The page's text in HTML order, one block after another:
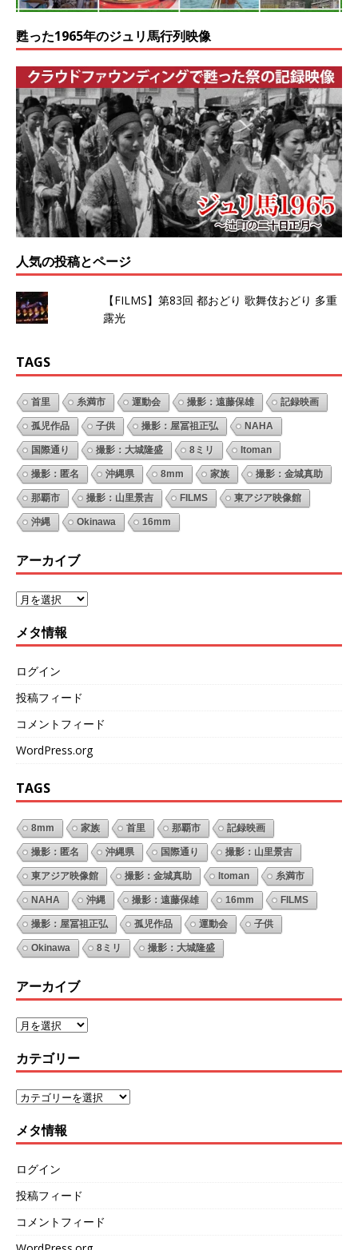
甦った1965年のジュリ馬行列映像
人気の投稿とページ
【FILMS】第83回 都おどり 歌舞伎おどり 多重
露光
TAGS
首里 糸満市 運動会 撮影：遠藤保雄 記録映画
孤児作品 子供 撮影：屋冨祖正弘 NAHA
国際通り 撮影：大城隆盛 8ミリ Itoman
撮影：匿名 沖縄県 8mm 家族 撮影：金城真助
那覇市 撮影：山里景吉 FILMS 東アジア映像館
沖縄 Okinawa 16mm
アーカイブ
メタ情報
ログイン
投稿フィード
コメントフィード
WordPress.org
TAGS
8mm 家族 首里 那覇市 記録映画
撮影：匿名 沖縄県 国際通り 撮影：山里景吉
東アジア映像館 撮影：金城真助 Itoman 糸満市
NAHA 沖縄 撮影：遠藤保雄 16mm FILMS
撮影：屋冨祖正弘 孤児作品 運動会 子供
Okinawa 8ミリ 撮影：大城隆盛
アーカイブ
カテゴリー
メタ情報
ログイン
投稿フィード
コメントフィード